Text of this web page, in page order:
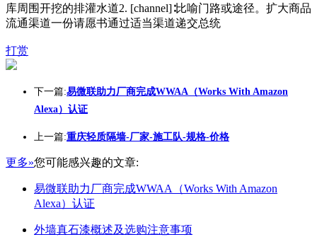
库周围开挖的排灌水道2. [channel]∶比喻门路或途径。扩大商品
流通渠道一份请愿书通过适当渠道递交总统
打赏
下一篇:易微联助力厂商完成WWAA（Works With Amazon
Alexa）认证
上一篇:重庆轻质隔墙-厂家-施工队-规格-价格
更多»您可能感兴趣的文章:
易微联助力厂商完成WWAA（Works With Amazon
Alexa）认证
外墙真石漆概述及选购注意事项